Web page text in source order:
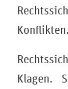
Konflikten.
Klagen.